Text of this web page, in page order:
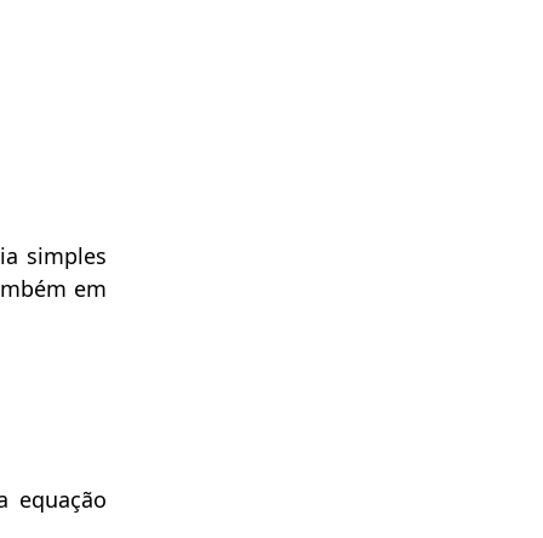
simples
em
equação